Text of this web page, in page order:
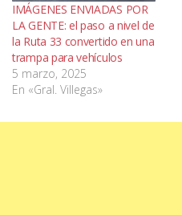
IMÁGENES ENVIADAS POR
LA GENTE: el paso a nivel de
la Ruta 33 convertido en una
trampa para vehículos
5 marzo, 2025
En «Gral. Villegas»